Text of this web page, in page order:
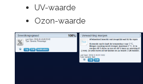
UV-waarde
Ozon-waarde